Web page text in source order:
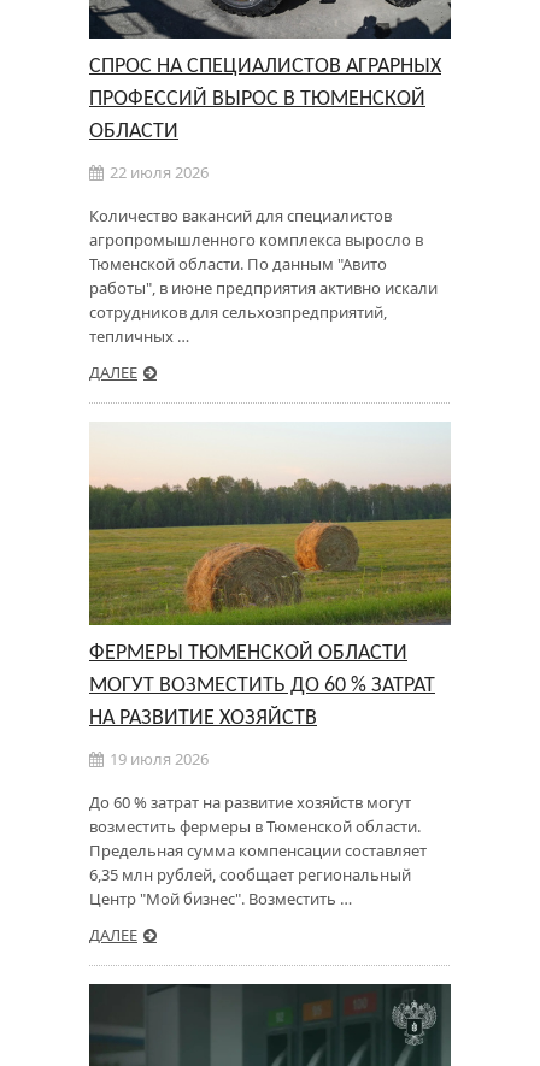
СПРОС НА СПЕЦИАЛИСТОВ АГРАРНЫХ
ПРОФЕССИЙ ВЫРОС В ТЮМЕНСКОЙ
ОБЛАСТИ
22 июля 2026
Количество вакансий для специалистов
агропромышленного комплекса выросло в
Тюменской области. По данным "Авито
работы", в июне предприятия активно искали
сотрудников для сельхозпредприятий,
тепличных …
ДАЛЕЕ
ФЕРМЕРЫ ТЮМЕНСКОЙ ОБЛАСТИ
МОГУТ ВОЗМЕСТИТЬ ДО 60 % ЗАТРАТ
НА РАЗВИТИЕ ХОЗЯЙСТВ
19 июля 2026
До 60 % затрат на развитие хозяйств могут
возместить фермеры в Тюменской области.
Предельная сумма компенсации составляет
6,35 млн рублей, сообщает региональный
Центр "Мой бизнес". Возместить …
ДАЛЕЕ